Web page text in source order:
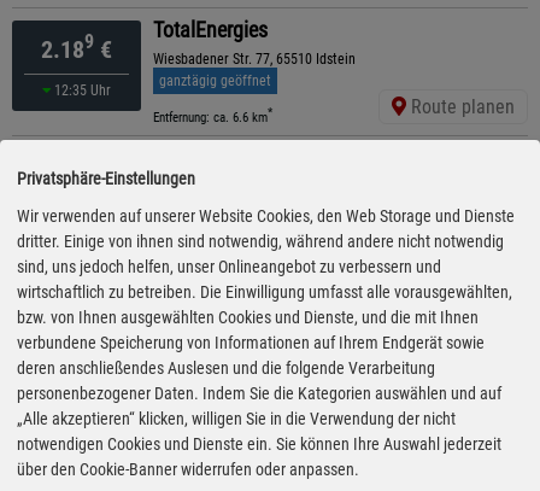
2.189 €
12:35 Uhr
TotalEnergies
Wiesbadener Str. 77, 65510 Idstein
ganztägig geöffnet
Entfernung: ca. 6.6 km* Route planen
2.189€
vor 37 Minuten
Platter Straße 86, 65232 Taunusstein
geöffnet bis 22:00 Uhr
Entfernung: ca. 7.4 km* Route planen
2.199€
vor 7 Minuten
ARAL
Limburger Straße 34, 65232 Taunusstein
geöffnet bis 21:00 Uhr
Entfernung: ca. 6.4 km * Route planen
2.199€
vor 42 Minuten
TotalEnergies
Lorsbacherstr. 14, 65817 Eppstein
geöffnet bis 22:00 Uhr
Privatsphäre-Einstellungen
Wir verwenden auf unserer Website Cookies, den Web Storage und Dienste
dritter. Einige von ihnen sind notwendig, während andere nicht notwendig
sind, uns jedoch helfen, unser Onlineangebot zu verbessern und
wirtschaftlich zu betreiben. Die Einwilligung umfasst alle vorausgewählten,
bzw. von Ihnen ausgewählten Cookies und Dienste, und die mit Ihnen
verbundene Speicherung von Informationen auf Ihrem Endgerät sowie
deren anschließendes Auslesen und die folgende Verarbeitung
personenbezogener Daten. Indem Sie die Kategorien auswählen und auf
„Alle akzeptieren“ klicken, willigen Sie in die Verwendung der nicht
notwendigen Cookies und Dienste ein. Sie können Ihre Auswahl jederzeit
über den Cookie-Banner widerrufen oder anpassen.